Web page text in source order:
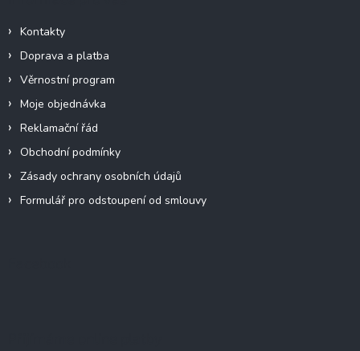
Kontakty
Doprava a platba
Věrnostní program
Moje objednávka
Reklamační řád
Obchodní podmínky
Zásady ochrany osobních údajů
Formulář pro odstoupení od smlouvy